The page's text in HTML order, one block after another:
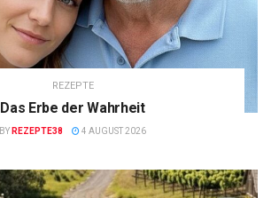
REZEPTE
Das Erbe der Wahrheit
BY REZEPTE38 4 AUGUST 2026